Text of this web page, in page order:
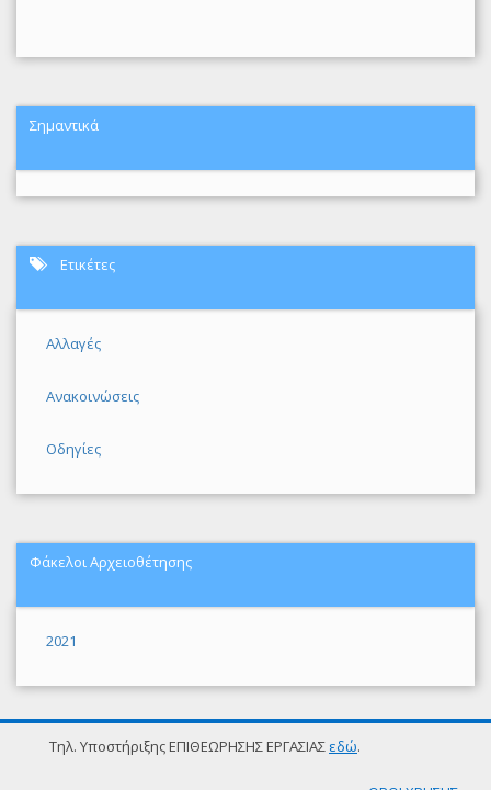
Σημαντικά
Ετικέτες
Αλλαγές
Ανακοινώσεις
Οδηγίες
Φάκελοι Αρχειοθέτησης
2021
Τηλ. Υποστήριξης ΕΠΙΘΕΩΡΗΣΗΣ ΕΡΓΑΣΙΑΣ εδώ.